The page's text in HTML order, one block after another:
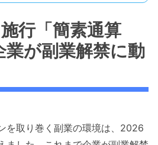
行「簡素通算
業が副業解禁に動
を取り巻く副業の環境は、2026